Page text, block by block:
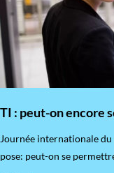
TI : peut-on encore
​Journée internationale
pose: peut-on se